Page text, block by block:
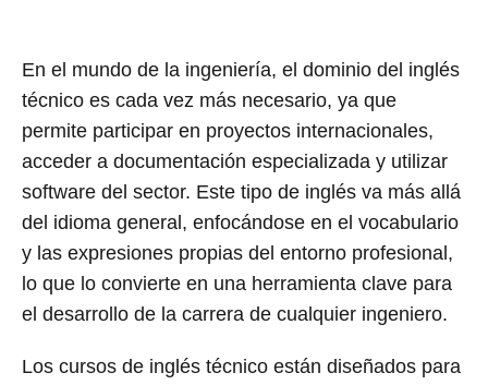
En el mundo de la ingeniería, el dominio del inglés
técnico es cada vez más necesario, ya que
permite participar en proyectos internacionales,
acceder a documentación especializada y utilizar
software del sector. Este tipo de inglés va más allá
del idioma general, enfocándose en el vocabulario
y las expresiones propias del entorno profesional,
lo que lo convierte en una herramienta clave para
el desarrollo de la carrera de cualquier ingeniero.
Los cursos de inglés técnico están diseñados para